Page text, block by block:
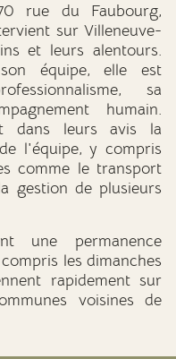
rue du Faubourg,
sur Villeneuve-
et leurs alentours.
équipe, elle est
sa
humain.
dans leurs avis la
l'équipe, y compris
comme le transport
gestion de plusieurs
une permanence
les dimanches
rapidement sur
voisines de